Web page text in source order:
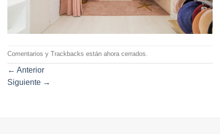
Comentarios y Trackbacks están ahora cerrados.
← Anterior
Siguiente →